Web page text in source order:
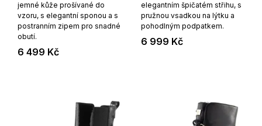
jemné kůže prošívané do
vzoru, s elegantní sponou a s
postranním zipem pro snadné
obutí.
6 499 Kč
elegantním špičatém střihu, s
pružnou vsadkou na lýtku a
pohodlným podpatkem.
6 999 Kč